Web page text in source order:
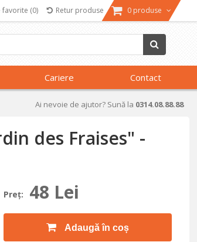
favorite (0) Retur produse 0 produse
Cariere Contact
Ai nevoie de ajutor? Sună la 0314.08.88.88
des Fraises" -
Preţ: 48 Lei
Adaugă în coș